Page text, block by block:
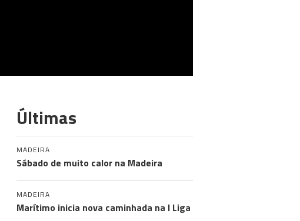
Últimas
MADEIRA
Sábado de muito calor na Madeira
MADEIRA
Marítimo inicia nova caminhada na I Liga